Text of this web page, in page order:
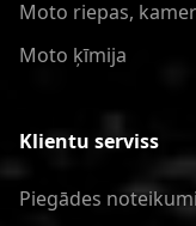
Moto riepas,
Moto ķīmija
Klientu serviss
Piegādes noteikumi